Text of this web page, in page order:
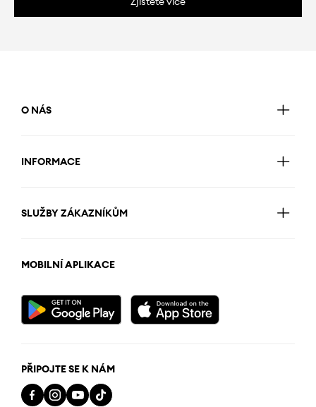
O NÁS
INFORMACE
SLUŽBY ZÁKAZNÍKŮM
MOBILNÍ APLIKACE
PŘIPOJTE SE K NÁM